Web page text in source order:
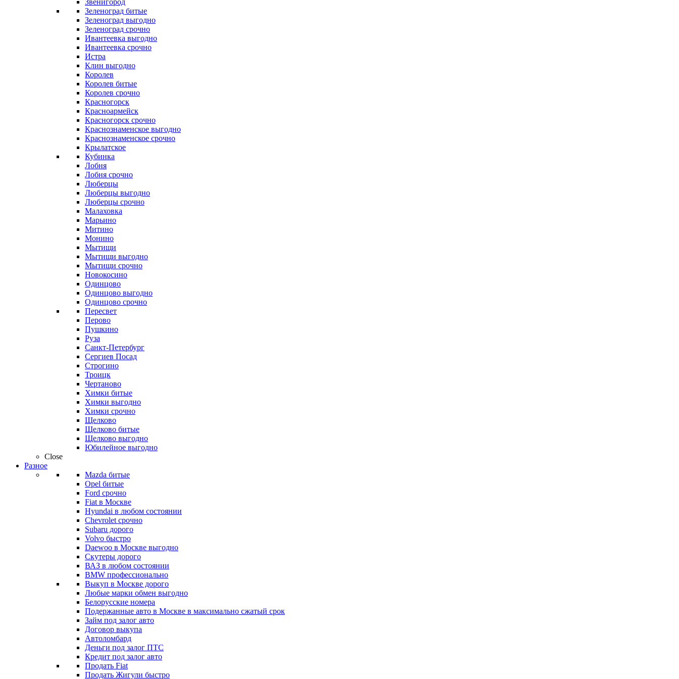
Звенигород
Зеленоград битые
Зеленоград выгодно
Зеленоград срочно
Ивантеевка выгодно
Ивантеевка срочно
Истра
Клин выгодно
Королев
Королев битые
Королев срочно
Красногорск
Красноармейск
Красногорск срочно
Краснознаменское выгодно
Краснознаменское срочно
Крылатское
Кубинка
Лобня
Лобня срочно
Люберцы
Люберцы выгодно
Люберцы срочно
Малаховка
Марьино
Митино
Монино
Мытищи
Мытищи выгодно
Мытищи срочно
Новокосино
Одинцово
Одинцово выгодно
Одинцово срочно
Пересвет
Перово
Пушкино
Руза
Санкт-Петербург
Сергиев Посад
Строгино
Троицк
Чертаново
Химки битые
Химки выгодно
Химки срочно
Щелково
Щелково битые
Щелково выгодно
Юбилейное выгодно
Close
Разное
Mazda битые
Opel битые
Ford срочно
Fiat в Москве
Hyundai в любом состоянии
Chevrolet срочно
Subaru дорого
Volvo быстро
Daewoo в Москве выгодно
Скутеры дорого
ВАЗ в любом состоянии
BMW профессионально
Выкуп в Москве дорого
Любые марки обмен выгодно
Белорусские номера
Подержанные авто в Москве в максимально сжатый срок
Займ под залог авто
Договор выкупа
Автоломбард
Деньги под залог ПТС
Кредит под залог авто
Продать Fiat
Продать Жигули быстро